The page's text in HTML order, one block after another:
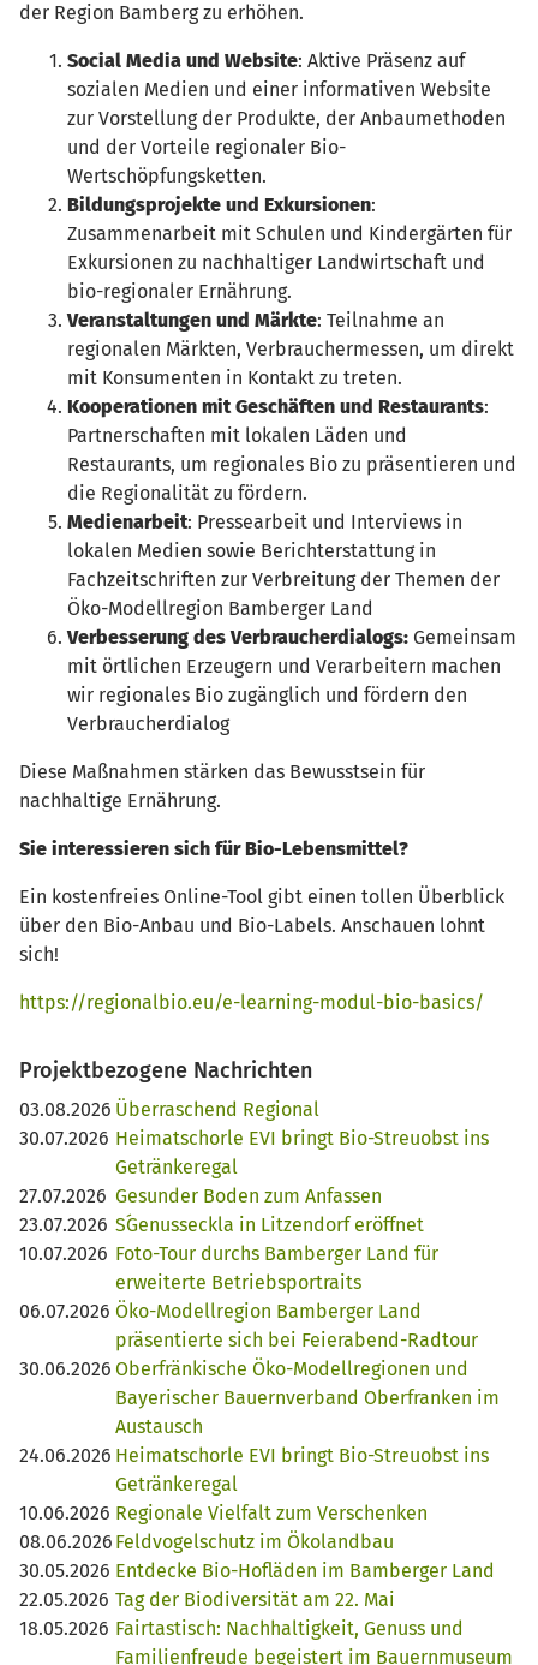
der Region Bamberg zu erhöhen.
Social Media und Website: Aktive Präsenz auf
sozialen Medien und einer informativen Website
zur Vorstellung der Produkte, der Anbaumethoden
und der Vorteile regionaler Bio-
Wertschöpfungsketten.
Bildungsprojekte und Exkursionen:
Zusammenarbeit mit Schulen und Kindergärten für
Exkursionen zu nachhaltiger Landwirtschaft und
bio-regionaler Ernährung.
Veranstaltungen und Märkte: Teilnahme an
regionalen Märkten, Verbrauchermessen, um direkt
mit Konsumenten in Kontakt zu treten.
Kooperationen mit Geschäften und Restaurants:
Partnerschaften mit lokalen Läden und
Restaurants, um regionales Bio zu präsentieren und
die Regionalität zu fördern.
Medienarbeit: Pressearbeit und Interviews in
lokalen Medien sowie Berichterstattung in
Fachzeitschriften zur Verbreitung der Themen der
Öko-Modellregion Bamberger Land
Verbesserung des Verbraucherdialogs: Gemeinsam
mit örtlichen Erzeugern und Verarbeitern machen
wir regionales Bio zugänglich und fördern den
Verbraucherdialog
Diese Maßnahmen stärken das Bewusstsein für
nachhaltige Ernährung.
Sie interessieren sich für Bio-Lebensmittel?
Ein kostenfreies Online-Tool gibt einen tollen Überblick
über den Bio-Anbau und Bio-Labels. Anschauen lohnt
sich!
https://regionalbio.eu/e-learning-modul-bio-basics/
Projektbezogene Nachrichten
03.08.2026 Überraschend Regional
30.07.2026 Heimatschorle EVI bringt Bio-Streuobst ins
Getränkeregal
27.07.2026 Gesunder Boden zum Anfassen
23.07.2026 S´Genusseckla in Litzendorf eröffnet
10.07.2026 Foto-Tour durchs Bamberger Land für
erweiterte Betriebsportraits
06.07.2026 Öko-Modellregion Bamberger Land
präsentierte sich bei Feierabend-Radtour
30.06.2026 Oberfränkische Öko-Modellregionen und
Bayerischer Bauernverband Oberfranken im
Austausch
24.06.2026 Heimatschorle EVI bringt Bio-Streuobst ins
Getränkeregal
10.06.2026 Regionale Vielfalt zum Verschenken
08.06.2026 Feldvogelschutz im Ökolandbau
30.05.2026 Entdecke Bio-Hofläden im Bamberger Land
22.05.2026 Tag der Biodiversität am 22. Mai
18.05.2026 Fairtastisch: Nachhaltigkeit, Genuss und
Familienfreude begeistert im Bauernmuseum